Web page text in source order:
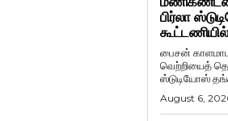
பிர்லா
கூட்டணியில்
பைசன்
வெற்றியைத்
ஸ்டுடியோஸ்
August 6,